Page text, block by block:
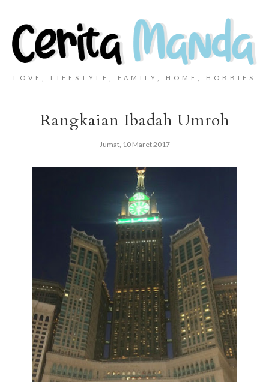
LOVE, LIFESTYLE, FAMILY, HOME, HOBBIES
Rangkaian Ibadah Umroh
Jumat, 10 Maret 2017